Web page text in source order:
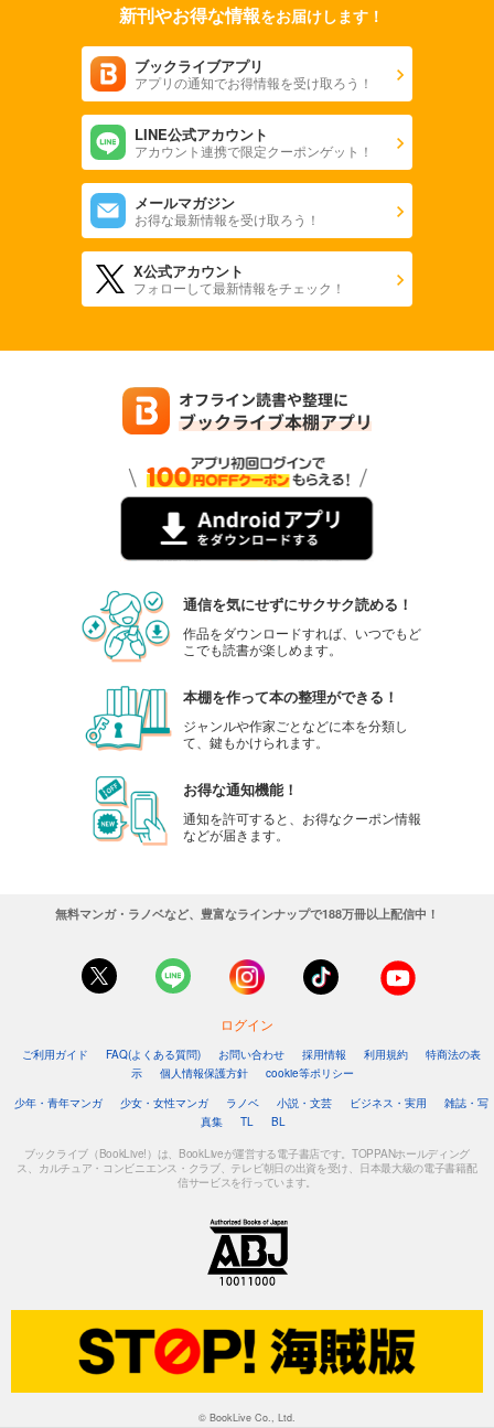
新刊やお得な情報をお届けします！
ブックライブアプリ
アプリの通知でお得情報を受け取ろう！
LINE公式アカウント
アカウント連携で限定クーポンゲット！
メールマガジン
お得な最新情報を受け取ろう！
X公式アカウント
フォローして最新情報をチェック！
通信を気にせずにサクサク読める！
作品をダウンロードすれば、いつでもど
こでも読書が楽しめます。
本棚を作って本の整理ができる！
ジャンルや作家ごとなどに本を分類し
て、鍵もかけられます。
お得な通知機能！
通知を許可すると、お得なクーポン情報
などが届きます。
無料マンガ・ラノベなど、豊富なラインナップで188万冊以上配信中！
ログイン
ご利用ガイド FAQ(よくある質問) お問い合わせ 採用情報 利用規約
特商法の表
示
個人情報保護方針
cookie等ポリシー
少年・青年マンガ
少女・女性マンガ ラノベ 小説・文芸 ビジネス・実用
雑誌・写
真集
TL BL
ブックライブ（BookLive!）は、BookLiveが運営する電子書店です。TOPPANホールディング
ス、カルチュア・コンビニエンス・クラブ、テレビ朝日の出資を受け、日本最大級の電子書籍配
信サービスを行っています。
© BookLive Co., Ltd.